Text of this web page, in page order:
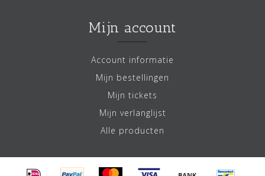
Mijn account
Account informatie
Mijn bestellingen
Mijn tickets
Mijn verlanglijst
Alle producten